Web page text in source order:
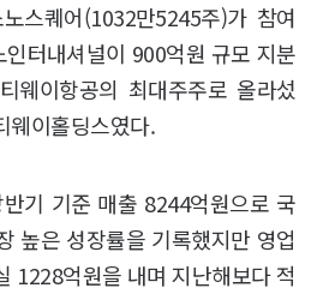
스퀘어(1032만5245주)가 참여
터내셔널이 900억원 규모 지분
웨이항공의 최대주주로 올라섰
웨이홀딩스였다.
기 기준 매출 8244억원으로 국
높은 성장률을 기록했지만 영업
1228억원을 내며 지난해보다 적